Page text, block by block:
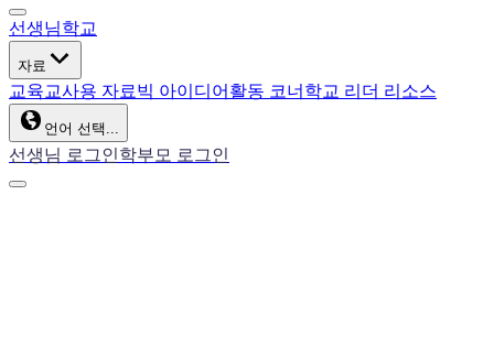
선생님학교
자료
교육교사용 자료빅 아이디어활동 코너학교 리더 리소스
언어 선택...
선생님 로그인학부모 로그인